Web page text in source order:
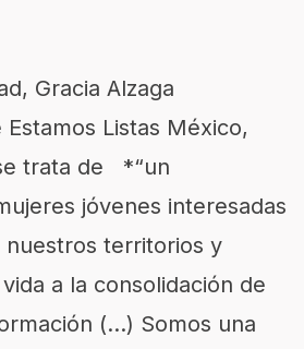
Gracia Alzaga
Listas México,
trata de *“un
jóvenes interesadas
nuestros territorios y
a la consolidación de
(…) Somos una